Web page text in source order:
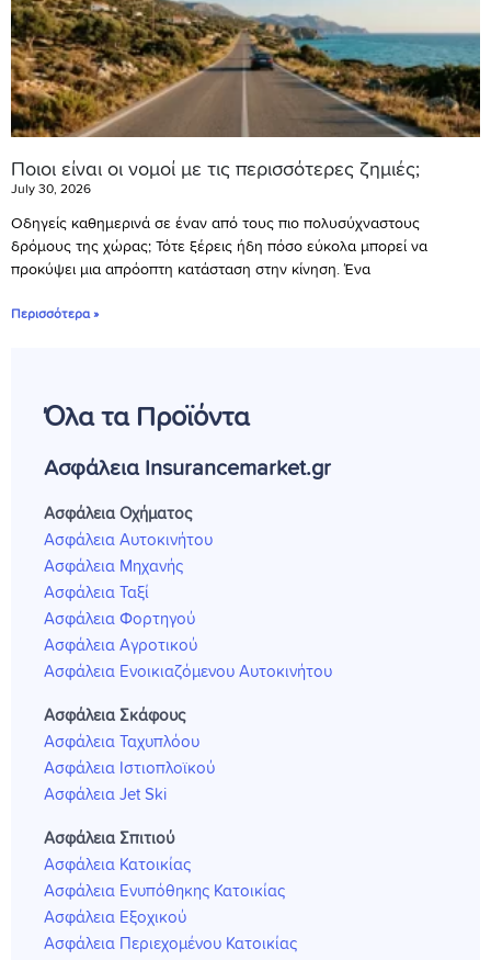
Ποιοι είναι οι νομοί με τις περισσότερες ζημιές;
July 30, 2026
Οδηγείς καθημερινά σε έναν από τους πιο πολυσύχναστους
δρόμους της χώρας; Τότε ξέρεις ήδη πόσο εύκολα μπορεί να
προκύψει μια απρόοπτη κατάσταση στην κίνηση. Ένα
Περισσότερα »
Όλα τα Προϊόντα
Ασφάλεια Insurancemarket.gr
Ασφάλεια Οχήματος
Ασφάλεια Αυτοκινήτου
Ασφάλεια Μηχανής
Ασφάλεια Ταξί
Ασφάλεια Φορτηγού
Ασφάλεια Αγροτικού
Ασφάλεια Ενοικιαζόμενου Αυτοκινήτου
Ασφάλεια Σκάφους
Ασφάλεια Ταχυπλόου
Ασφάλεια Ιστιοπλοϊκού
Ασφάλεια Jet Ski
Ασφάλεια Σπιτιού
Ασφάλεια Κατοικίας
Ασφάλεια Ενυπόθηκης Κατοικίας
Ασφάλεια Εξοχικού
Ασφάλεια Περιεχομένου Κατοικίας